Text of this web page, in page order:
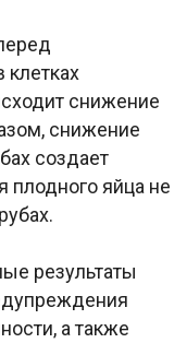
клетках
снижение
снижение
создает
плодного яйца не
результаты
а также